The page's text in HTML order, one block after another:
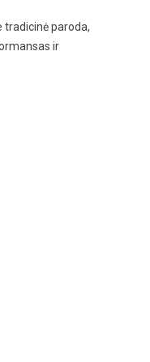
tradicinė paroda,
ir